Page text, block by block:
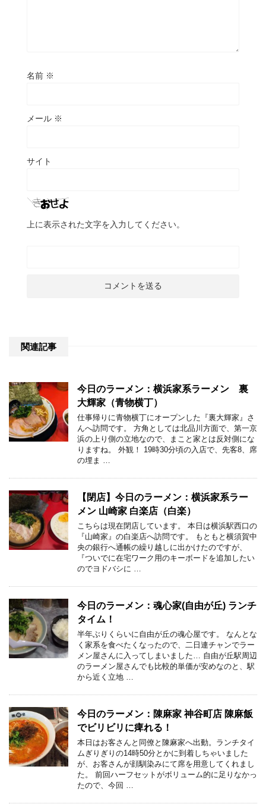
名前 ※
メール ※
サイト
上に表示された文字を入力してください。
関連記事
今日のラーメン：横浜家系ラーメン 裏
大輝家（青物横丁）
仕事帰りに青物横丁にオープンした『裏大輝家』さ
んへ訪問です。 方角としては北品川方面で、第一京
浜の上り側の立地なので、まこと家とは反対側にな
りますね。 外観！ 19時30分頃の入店で、先客8、席
の埋ま …
【閉店】今日のラーメン：横浜家系ラー
メン 山崎家 白楽店（白楽）
こちらは現在閉店しています。 本日は横浜駅西口の
『山崎家』の白楽店へ訪問です。 もともと横須賀中
央の銀行へ通帳の繰り越しに出かけたのですが、
『ついでに在宅ワーク用のキーボードを追加したい
のでヨドバシに …
今日のラーメン：魂心家(自由が丘) ランチ
タイム！
半年ぶりくらいに自由が丘の魂心屋です。 なんとな
く家系を食べたくなったので、二日連チャンでラー
メン屋さんに入ってしまいました… 自由が丘駅周辺
のラーメン屋さんでも比較的単価が安めなのと、駅
から近く立地 …
今日のラーメン：陳麻家 神谷町店 陳麻飯
でビリビリに痺れる！
本日はお客さんと同僚と陳麻家へ出動。ランチタイ
ムぎりぎりの14時50分とかに到着しちゃいました
が、お客さんが顔馴染みにて席を用意してくれまし
た。 前回ハーフセットがボリューム的に足りなかっ
たので、今回 …